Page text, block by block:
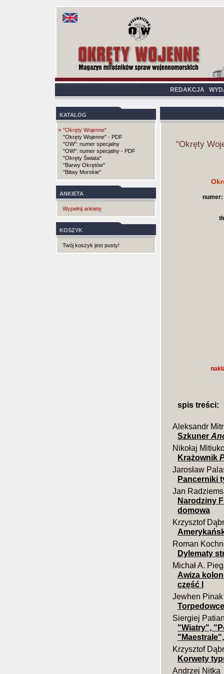
REDAKCJA
KATALOG
» "Okręty Wojenne"
"Okręty Wojenne" - PDF
"OW": numer specjalny
"OW": numer specjalny - PDF
"Okręty Świata"
"Barwy Okrętów"
"Bitwy Morskie"
ANKIETA
Wypełnij ankietę
KOSZYK
Twój koszyk jest pusty!
"Okręty
numer:
spis treści:
Aleksandr
Szkuner
Nikołaj
Krążownik
Jarosław
Pancerniki
Jan
Narodziny
domowa
Krzysztof
Roman
Dylematy
Michał A.
Awiza
część I
Jewhen Pinak
Siergiej
"Wiatry",
Krzysztof
Korwety
Andrzej Nitka